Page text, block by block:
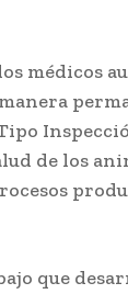
médicos
de los
que